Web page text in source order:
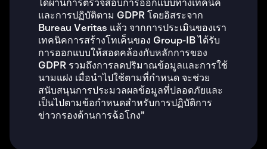
ได้ผ่านการตรวจสอบการออกแบบทางเทคนิค
และการปฏิบัติตาม GDPR โดยอิสระจาก
Bureau Veritas แล้ว จากการประเมินของเรา
เทคนิคการสร้างโทเค็นของ Group-IB ได้รับ
การออกแบบให้สอดคล้องกับหลักการของ
GDPR รวมถึงการลดปริมาณข้อมูลและการใช้
นามแฝง เมื่อนำไปใช้ตามที่กำหนด จะช่วย
สนับสนุนการประมวลผลข้อมูลที่ปลอดภัยและ
เป็นไปตามข้อกำหนดสำหรับการปฏิบัติการ
ข่าวกรองด้านการฉ้อโกง”